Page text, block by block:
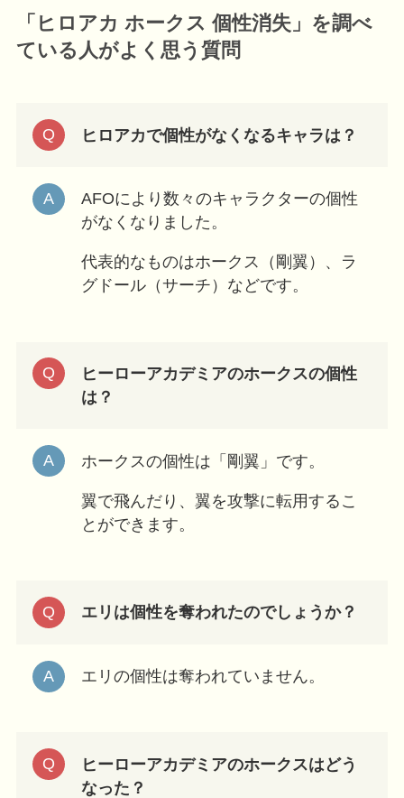
「ヒロアカ ホークス 個性消失」を調べ
ている人がよく思う質問
ヒロアカで個性がなくなるキャラは？
AFOにより数々のキャラクターの個性
がなくなりました。
代表的なものはホークス（剛翼）、ラ
グドール（サーチ）などです。
ヒーローアカデミアのホークスの個性
は？
ホークスの個性は「剛翼」です。
翼で飛んだり、翼を攻撃に転用するこ
とができます。
エリは個性を奪われたのでしょうか？
エリの個性は奪われていません。
ヒーローアカデミアのホークスはどう
なった？